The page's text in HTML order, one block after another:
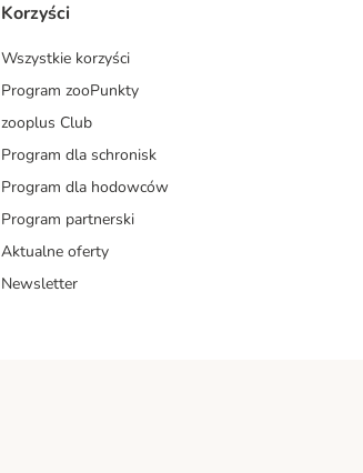
Korzyści
Wszystkie korzyści
Program zooPunkty
zooplus Club
Program dla schronisk
Program dla hodowców
Program partnerski
Aktualne oferty
Newsletter